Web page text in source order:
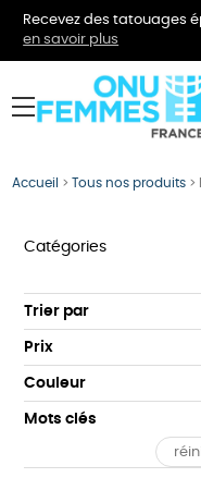
Recevez des tatouages
en savoir plus
menu
Accueil >Tous nos produits >
Catégories
VÊTEMENTS
BIJOUX
BIEN-ÊTRE
ÉPICERIE
PAPETERIE
Trier par
Par défaut
Popularité
Prix : du - cher au + cher
Prix : du + cher au - cher
Prix
Tous
0 € - 50 €
Couleur
Orange
Mots clés
Agriculture Biologique